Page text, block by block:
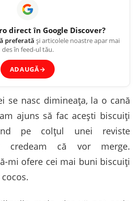
direct în Google Discover?
preferată și articolele noastre apar mai
des în feed-ul tău.
ADAUGĂ→
se nasc dimineaţa, la o cană
ajuns să fac aceşti biscuiți
pe colţul unei reviste
credeam că vor merge.
mi ofere cei mai buni biscuiţi